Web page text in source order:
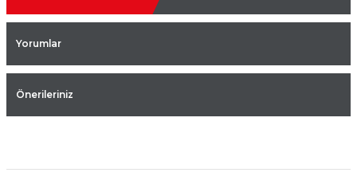
Yorumlar
Önerileriniz